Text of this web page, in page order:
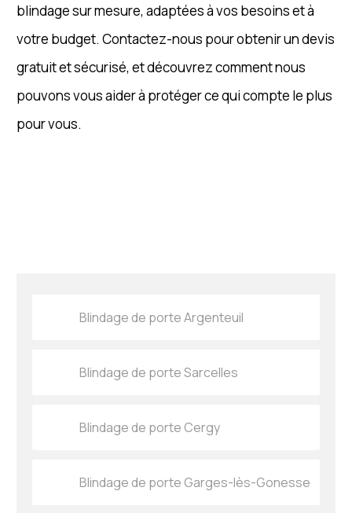
blindage sur mesure, adaptées à vos besoins et à
votre budget. Contactez-nous pour obtenir un devis
gratuit et sécurisé, et découvrez comment nous
pouvons vous aider à protéger ce qui compte le plus
pour vous.
Blindage de porte Argenteuil
Blindage de porte Sarcelles
Blindage de porte Cergy
Blindage de porte Garges-lès-Gonesse